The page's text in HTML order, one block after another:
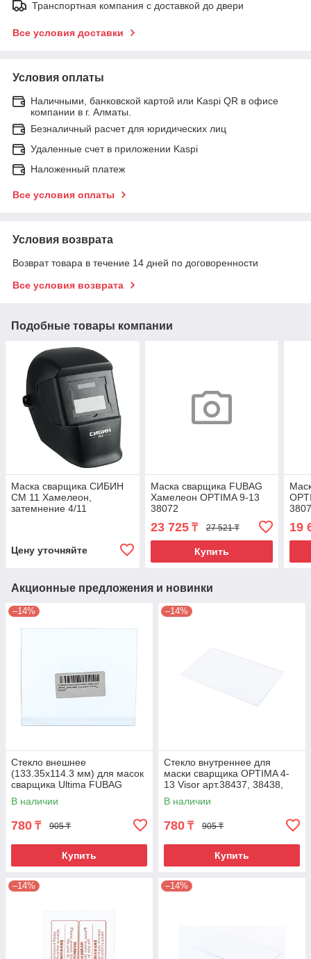
Транспортная компания с доставкой до двери
Все условия доставки
Условия оплаты
Наличными, банковской картой или Kaspi QR в офисе
компании в г. Алматы.
Безналичный расчет для юридических лиц
Удаленные счет в приложении Kaspi
Наложенный платеж
Все условия оплаты
Условия возврата
Возврат товара в течение 14 дней по договоренности
Все условия возврата
Подобные товары компании
Маска сварщика СИБИН
СМ 11 Хамелеон,
затемнение 4/11
Цену уточняйте
Маска сварщика FUBAG
Хамелеон OPTIMA 9-13
38072
23 725₸ 27 521 ₸
Купить
19
Акционные предложения и новинки
–14%
Стекло внешнее
(133.35х114.3 мм) для масок
сварщика Ultima FUBAG
992501
В наличии
780 ₸ 905 ₸
Купить
–14%
Стекло внутреннее для
маски сварщика OPTIMA 4-
13 Visor арт.38437, 38438,
38439 FUBAG 38611
В наличии
780 ₸ 905 ₸
Купить
–14% –14%